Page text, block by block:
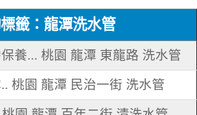
籤：龍潭洗水管
養... 桃園 龍潭 東龍路 洗水管
桃園 龍潭 民治一街 洗水管